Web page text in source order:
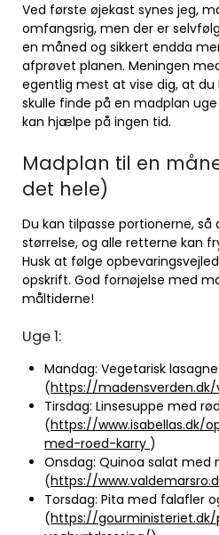
Ved første øjekast synes jeg,
omfangsrig, men der er
en måned og sikkert endda
afprøvet planen. Meningen
egentlig mest at vise dig, at du
skulle finde på en madplan
kan hjælpe på ingen tid.
Madplan til en
det hele)
Du kan tilpasse portionerne, så
størrelse, og alle retterne kan
Husk at følge
opskrift. God fornøjelse med
måltiderne!
Uge 1:
Mandag: Vegetarisk lasagne
(https://
Tirsdag: Linsesuppe med
(https://www.isabellas.dk/
med-roed-karry )
Onsdag: Quinoa salat med
(https://
Torsdag: Pita med falafler
(https://